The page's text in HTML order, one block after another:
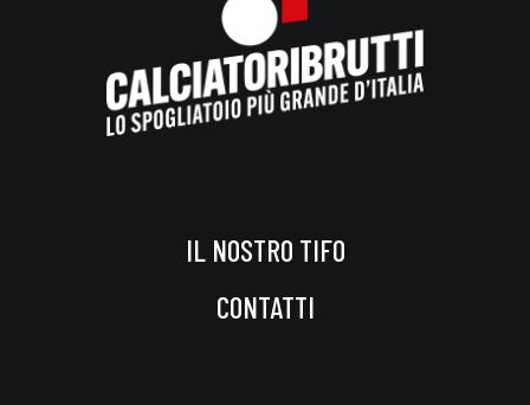
IL NOSTRO TIFO
CONTATTI